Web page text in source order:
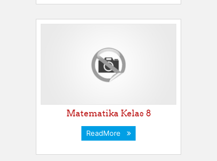
Matematika Kelas 8
ReadMore